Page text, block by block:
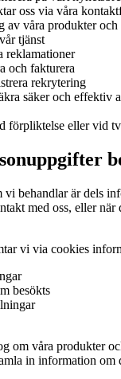
oss via våra
av våra produkter och
tjänst
reklamationer
och fakturera
rekrytering
säker och effektiv
förpliktelse eller vid
vi behandlar är dels
med oss, eller när
vi via cookies
besökts
om våra produkter
in information om